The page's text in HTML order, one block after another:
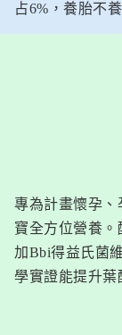
占6%，養胎不
專為計畫懷孕、
寶全方位營養
加Bbi得益氏菌
學實證能提升葉